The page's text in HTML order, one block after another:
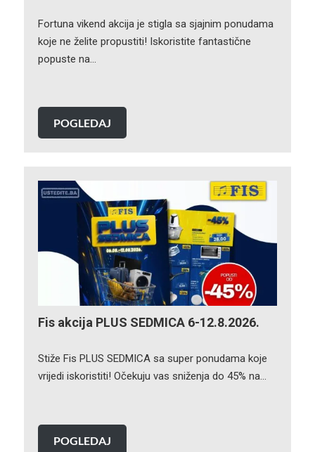
Fortuna vikend akcija je stigla sa sjajnim ponudama
koje ne želite propustiti! Iskoristite fantastične
popuste na…
POGLEDAJ
Fis akcija PLUS SEDMICA 6-12.8.2026.
Stiže Fis PLUS SEDMICA sa super ponudama koje
vrijedi iskoristiti! Očekuju vas sniženja do 45% na…
POGLEDAJ